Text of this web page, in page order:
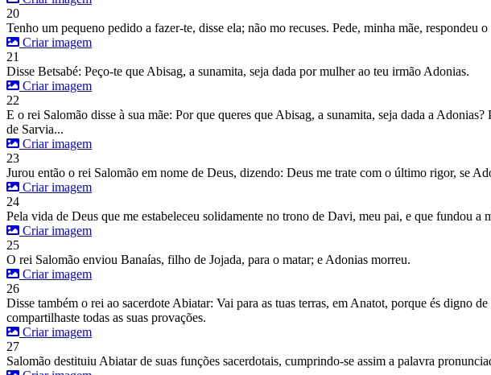
20
Tenho um pequeno pedido a fazer-te, disse ela; não mo recuses. Pede, minha mãe, respondeu
Criar imagem
21
Disse Betsabé: Peço-te que Abisag, a sunamita, seja dada por mulher ao teu irmão Adonias.
Criar imagem
22
E o rei Salomão disse à sua mãe: Por que queres que Abisag, a sunamita, seja dada a
de Sarvia...
Criar imagem
23
Jurou então o rei Salomão em nome de Deus, dizendo: Deus me trate com o último rigor, se
Criar imagem
24
Pela vida de Deus que me estabeleceu solidamente no trono de Davi, meu pai, e que fundou
Criar imagem
25
O rei Salomão enviou Banaías, filho de Jojada, para o matar; e Adonias morreu.
Criar imagem
26
Disse também o rei ao sacerdote Abiatar: Vai para as tuas terras, em Anatot, porque és digno
compartilhaste todas as suas provações.
Criar imagem
27
Salomão destituiu Abiatar de suas funções sacerdotais, cumprindo-se assim a palavra